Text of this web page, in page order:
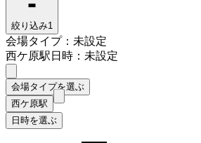
絞り込み1
会場タイプ：未設定
西ケ原駅日時：未設定
会場タイプを選ぶ
西ケ原駅
日時を選ぶ